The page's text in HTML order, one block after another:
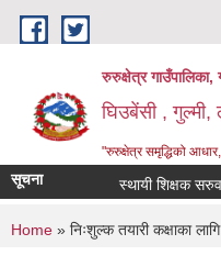
Skip to main content
रुरुक्षेत्र गाउँपालिका,
घिउबेंसी , गुल्मी,
"रुरुक्षेत्र समृद्धिको
सूचना स्थायी शिक्षक सरुवाका
You are here
Home » निःशुल्क तयारी कक्षाका